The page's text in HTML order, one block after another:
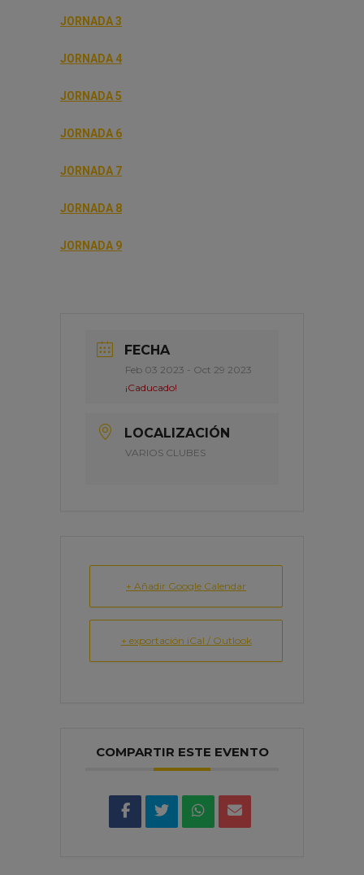
JORNADA 3
JORNADA 4
JORNADA 5
JORNADA 6
JORNADA 7
JORNADA 8
JORNADA 9
FECHA
Feb 03 2023 - Oct 29 2023
¡Caducado!
LOCALIZACIÓN
VARIOS CLUBES
+ Añadir Google Calendar
+ exportación iCal / Outlook
COMPARTIR ESTE EVENTO